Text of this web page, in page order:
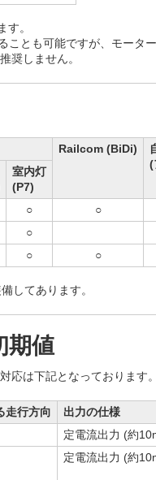
。
とも可能ですが、モータ
奨しません。
Railcom (BiDi)
(
室内灯
(P7)
○ ○
○
○ ○
してあります。
期値
応は下記となっております。
走行方向
出力の仕様
定電流出力 (約
定電流出力 (約